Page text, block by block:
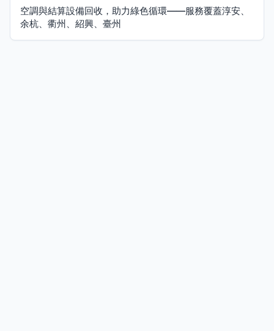
空調與結算設備回收，助力綠色循環——服務覆蓋淳安、
余杭、衢州、紹興、臺州